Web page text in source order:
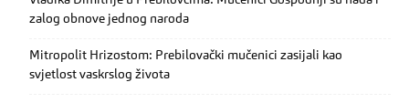
zalog obnove jednog naroda
Mitropolit Hrizostom: Prebilovački mučenici zasijali kao
svjetlost vaskrslog života